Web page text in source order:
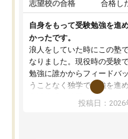
志望校の合格 合格し
自身をもって受験勉強を進
かったです。
浪人をしていた時にこの塾
なりました。現役時の受験
勉強に誰かからフィードバ
うことなく独学で勉強を進め
入試本番に地歴の学習が間
合格となってしまいました
投稿日：2026